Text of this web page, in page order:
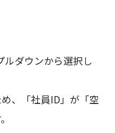
ダウンから選択し
、「社員ID」が「空